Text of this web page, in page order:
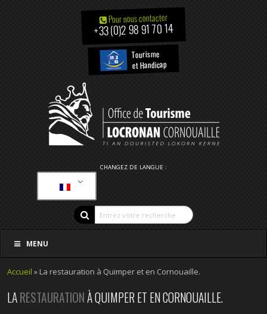
Pour nous contacter
+33 (0)2 98 91 70 14
Tourisme
et Handicap
CHANGEZ DE LANGUE :
MENU
Accueil » La restauration à Quimper et en Cornouaille.
LARESTAURATIONÀ QUIMPER ET EN CORNOUAILLE.